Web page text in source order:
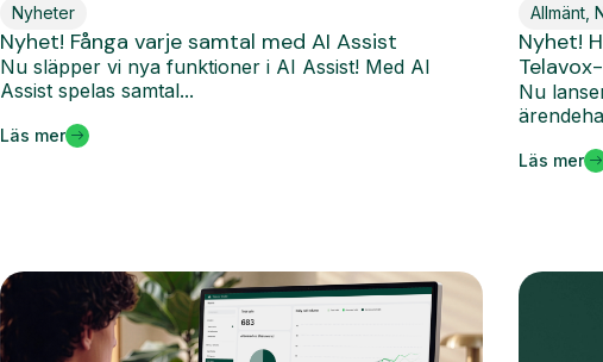
Nyheter
Nyhet! Fånga varje samtal med AI Assist
Nu släpper vi nya funktioner i AI Assist! Med AI
Assist spelas samtal...
Läs mer
Allmänt ,
Nyhet!
Nu
Läs mer